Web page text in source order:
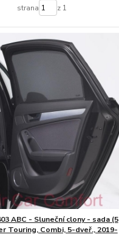
strana z 1
ABC - Sluneční clony - sada (5
Touring, Combi, 5-dveř., 2019-